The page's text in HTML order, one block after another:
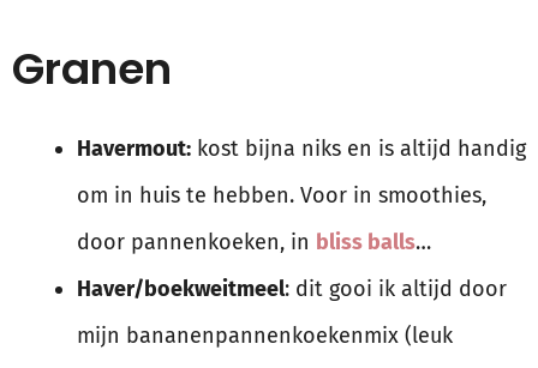
Granen
Havermout: kost bijna niks en is altijd handig
om in huis te hebben. Voor in smoothies,
door pannenkoeken, in bliss balls…
Haver/boekweitmeel: dit gooi ik altijd door
mijn bananenpannenkoekenmix (leuk